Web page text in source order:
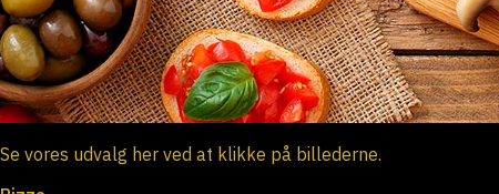
Se vores udvalg her ved at klikke på billederne.